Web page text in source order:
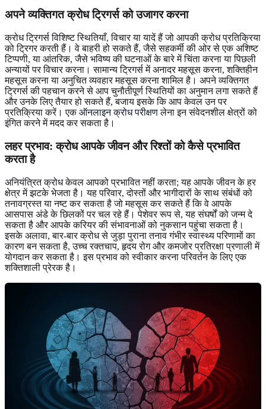
अपने व्यक्तिगत क्रोध ट्रिगर्स को उजागर करना
क्रोध ट्रिगर्स विशिष्ट स्थितियाँ, विचार या यादें हैं जो आपकी क्रोध प्रतिक्रिया
को ट्रिगर करती हैं। वे बाहरी हो सकते हैं, जैसे सहकर्मी की ओर से एक अशिष्ट
टिप्पणी, या आंतरिक, जैसे भविष्य की घटनाओं के बारे में चिंता करना या पिछली
अन्यायों पर विचार करना। सामान्य ट्रिगर्स में अनादर महसूस करना, शक्तिहीन
महसूस करना या अनुचित व्यवहार महसूस करना शामिल है। अपने व्यक्तिगत
ट्रिगर्स की पहचान करने से आप चुनौतीपूर्ण स्थितियों का अनुमान लगा सकते हैं
और उनके लिए तैयार हो सकते हैं, बजाय इसके कि आप केवल उन पर
प्रतिक्रिया करें। एकऑनलाइन क्रोध परीक्षणलेना इन संवेदनशील क्षेत्रों को
इंगित करने में मदद कर सकता है।
लहर प्रभाव: क्रोध आपके जीवन और रिश्तों को कैसे प्रभावित
करता है
अनियंत्रित क्रोध केवल आपको प्रभावित नहीं करता; यह आपके जीवन के हर
क्षेत्र में झटके भेजता है। यह परिवार, दोस्तों और भागीदारों के साथ संबंधों को
तनावग्रस्त या नष्ट कर सकता है जो महसूस कर सकते हैं कि वे आपके
आसपास अंडे के छिलकों पर चल रहे हैं। पेशेवर रूप से, यह संघर्षों को जन्म दे
सकता है और आपके करियर की संभावनाओं को नुकसान पहुंचा सकता है।
इसके अलावा, बार-बार क्रोध से जुड़ा पुराना तनाव गंभीर स्वास्थ्य परिणामों का
कारण बन सकता है, उच्च रक्तचाप, हृदय रोग और कमजोर प्रतिरक्षा प्रणाली में
योगदान कर सकता है। इस प्रभाव को स्वीकार करना परिवर्तन के लिए एक
शक्तिशाली प्रेरक है।